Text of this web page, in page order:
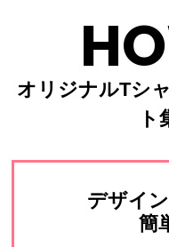
オリジナルTシ
デザイ
簡